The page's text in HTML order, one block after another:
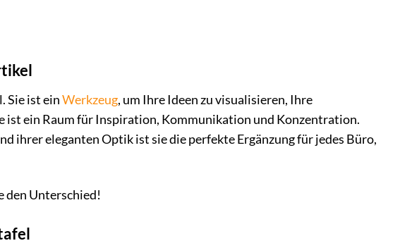
Sie ist einWerkzeug, um Ihre Ideen zu visualisieren, Ihre
ist ein Raum für Inspiration, Kommunikation und Konzentration.
eleganten Optik ist sie die perfekte Ergänzung für jedes Büro,
den Unterschied!